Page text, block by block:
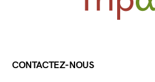
CONTACTEZ-NOUS